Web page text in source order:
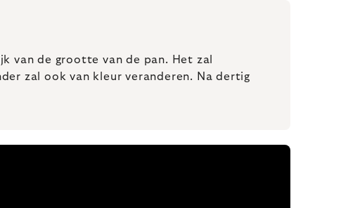
van de grootte van de pan. Het zal
zal ook van kleur veranderen. Na dertig